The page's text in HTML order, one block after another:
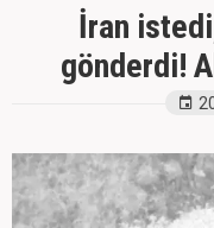
İran
gönderdi!